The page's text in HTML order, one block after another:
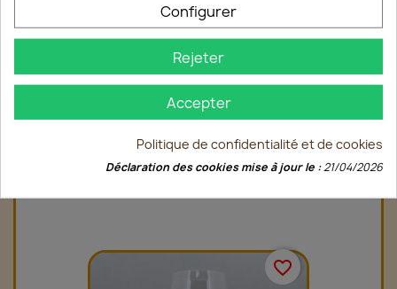
Verre À Bulles
favorite_border
Configurer
Rejeter
Accepter
Politique de confidentialité et de cookies
Déclaration des cookies mise à jour le :21/04/2026